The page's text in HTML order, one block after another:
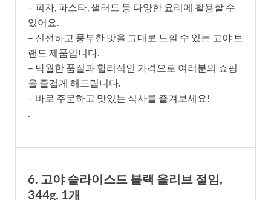
– 피자, 파스타, 샐러드 등 다양한 요리에 활용할 수
있어요.
– 신선하고 풍부한 맛을 그대로 느낄 수 있는 고야 브
랜드 제품입니다.
– 탁월한 품질과 합리적인 가격으로 여러분의 쇼핑
을 즐겁게 해드립니다.
– 바로 주문하고 맛있는 식사를 즐겨보세요!
6. 고야 슬라이스드 블랙 올리브 절임,
344g, 1개